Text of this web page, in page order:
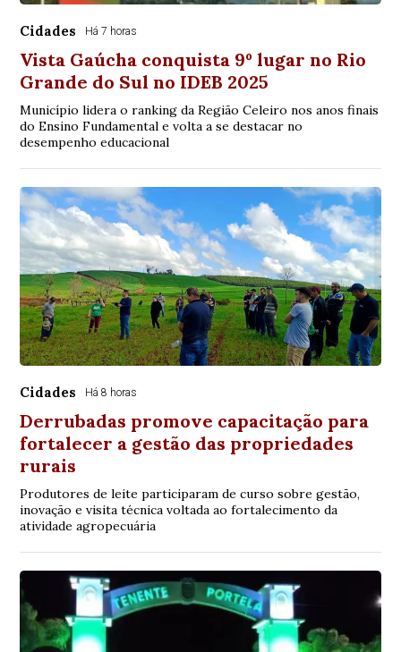
Cidades Há 7 horas
Vista Gaúcha conquista 9º lugar no Rio
Grande do Sul no IDEB 2025
Município lidera o ranking da Região Celeiro nos anos finais
do Ensino Fundamental e volta a se destacar no
desempenho educacional
Cidades Há 8 horas
Derrubadas promove capacitação para
fortalecer a gestão das propriedades
rurais
Produtores de leite participaram de curso sobre gestão,
inovação e visita técnica voltada ao fortalecimento da
atividade agropecuária